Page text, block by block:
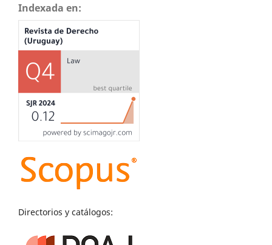
Indexada en:
Directorios y catálogos: